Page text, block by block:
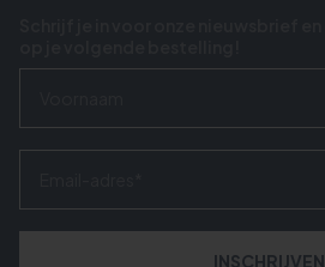
INSCHRIJVEN